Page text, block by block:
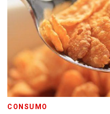
CONSUMO